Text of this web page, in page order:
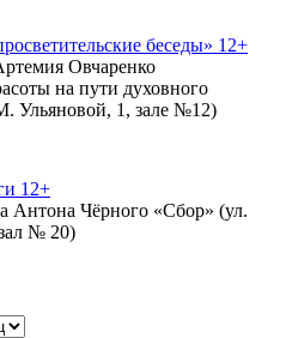
беседы» 12+
Овчаренко
на пути духовного
Ульяновой, 1, зале №12)
12+
Антона Чёрного «Сбор» (ул.
№ 20)